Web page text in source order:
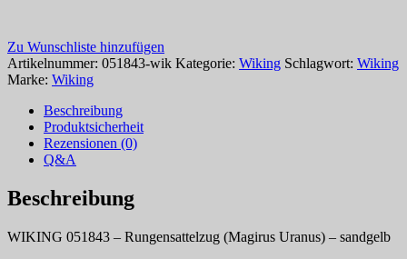
Zu Wunschliste hinzufügen
Artikelnummer: 051843-wik Kategorie: Wiking Schlagwort: Wiking
Marke: Wiking
Beschreibung
Produktsicherheit
Rezensionen (0)
Q&A
Beschreibung
WIKING 051843 – Rungensattelzug (Magirus Uranus) – sandgelb